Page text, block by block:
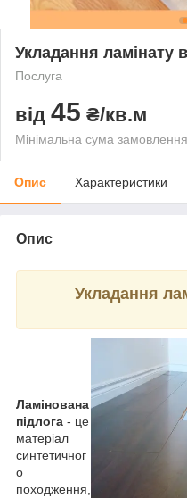
Укладання ламінату
Послуга
від 45 ₴/кв.м
Мінімальна сума
Опис Характеристики
Опис
Укладання
Ламінована
підлога - це
матеріал
синтетичног
о
походження,